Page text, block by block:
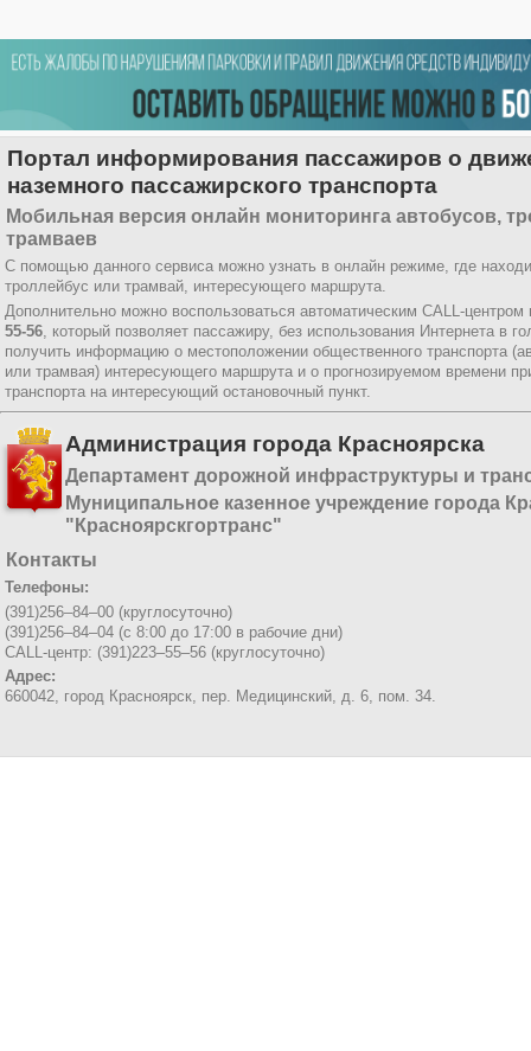
Портал информирования пассажиров о
наземного пассажирского транспорта
Мобильная версия онлайн мониторинга автобусов,
трамваев
С помощью данного сервиса можно узнать в онлайн режиме, где
троллейбус или трамвай, интересующего маршрута.
Дополнительно можно воспользоваться автоматическим CALL-
55-56, который позволяет пассажиру, без использования Интернета в
получить информацию о местоположении общественного транспорта
или трамвая) интересующего маршрута и о прогнозируемом времени
транспорта на интересующий остановочный пункт.
Администрация города Красноярска
Департамент дорожной инфраструктуры и
Муниципальное казенное учреждение города
"Красноярскгортранс"
Контакты
Телефоны:
(391)256–84–00 (круглосуточно)
(391)256–84–04 (с 8:00 до 17:00 в рабочие дни)
CALL-центр: (391)223–55–56 (круглосуточно)
Адрес:
660042, город Красноярск, пер. Медицинский, д. 6, пом. 34.